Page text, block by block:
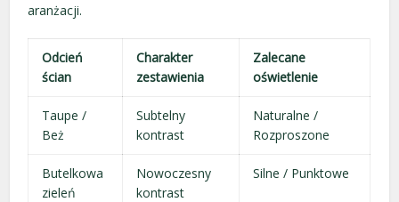
aranżacji.
Odcień
ścian
Charakter
zestawienia
Zalecane
oświetlenie
Taupe /
Beż
Subtelny
kontrast
Naturalne /
Rozproszone
Butelkowa
zieleń
Nowoczesny
kontrast
Silne / Punktowe